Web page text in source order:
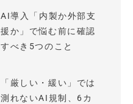
AI導入「内製か外部支
援か」で悩む前に確認
すべき5つのこと
「厳しい・緩い」では
測れないAI規制、6カ